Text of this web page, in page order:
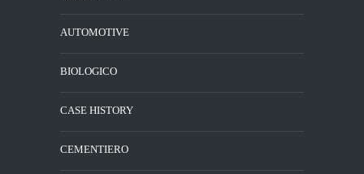
AUTOMOTIVE
BIOLOGICO
CASE HISTORY
CEMENTIERO